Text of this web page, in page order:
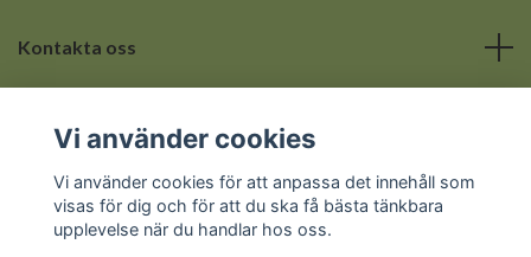
Kontakta oss
Sociala medier
Vi använder cookies
Vi använder cookies för att anpassa det innehåll som
visas för dig och för att du ska få bästa tänkbara
upplevelse när du handlar hos oss.